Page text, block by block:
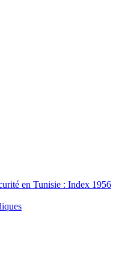
en Tunisie : Index 1956